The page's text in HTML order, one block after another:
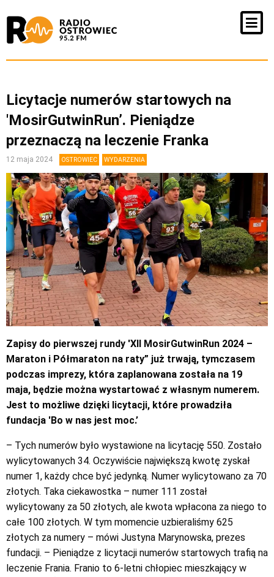
Licytacje numerów startowych na
'MosirGutwinRun’. Pieniądze
przeznaczą na leczenie Franka
12 maja 2024 OSTROWIEC WYDARZENIA
Zapisy do pierwszej rundy 'XII MosirGutwinRun 2024 –
Maraton i Półmaraton na raty” już trwają, tymczasem
podczas imprezy, która zaplanowana została na 19
maja, będzie można wystartować z własnym numerem.
Jest to możliwe dzięki licytacji, które prowadziła
fundacja 'Bo w nas jest moc.’
– Tych numerów było wystawione na licytację 550. Zostało
wylicytowanych 34. Oczywiście największą kwotę zyskał
numer 1, każdy chce być jedynką. Numer wylicytowano za 70
złotych. Taka ciekawostka – numer 111 został
wylicytowany za 50 złotych, ale kwota wpłacona za niego to
całe 100 złotych. W tym momencie uzbieraliśmy 625
złotych za numery – mówi Justyna Marynowska, prezes
fundacji. – Pieniądze z licytacji numerów startowych trafią na
leczenie Frania. Franio to 6-letni chłopiec mieszkający w